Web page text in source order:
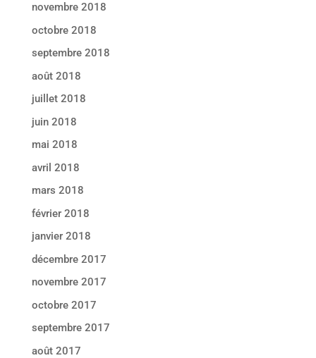
novembre 2018
octobre 2018
septembre 2018
août 2018
juillet 2018
juin 2018
mai 2018
avril 2018
mars 2018
février 2018
janvier 2018
décembre 2017
novembre 2017
octobre 2017
septembre 2017
août 2017